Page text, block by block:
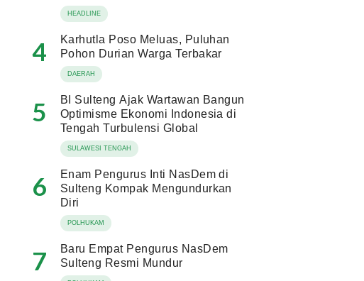
HEADLINE
4
Karhutla Poso Meluas, Puluhan
Pohon Durian Warga Terbakar
DAERAH
5
BI Sulteng Ajak Wartawan Bangun
Optimisme Ekonomi Indonesia di
Tengah Turbulensi Global
SULAWESI TENGAH
6
Enam Pengurus Inti NasDem di
Sulteng Kompak Mengundurkan
Diri
POLHUKAM
7
Baru Empat Pengurus NasDem
Sulteng Resmi Mundur